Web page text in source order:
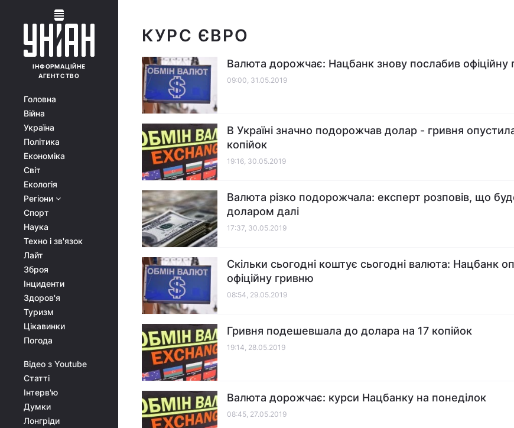
ІНФОРМАЦІЙНЕ
АГЕНТСТВО
Головна
Війна
Україна
Політика
Економіка
Світ
Екологія
Регіони
Спорт
Наука
Техно і зв'язок
Лайт
Зброя
Інциденти
Здоров'я
Туризм
Цікавинки
Погода
Відео з Youtube
Статті
Інтерв'ю
Думки
Лонгріди
КУРС ЄВРО
Валюта дорожчає: Нацбанк знову послабив офіційну
09:00, 31.05.2019
В Україні значно подорожчав долар - гривня
копійок
19:16, 30.05.2019
Валюта різко подорожчала: експерт розповів, що
доларом далі
17:37, 30.05.2019
Скільки сьогодні коштує сьогодні валюта: Нацбанк
офіційну гривню
08:54, 29.05.2019
Гривня подешевшала до долара на 17 копійок
19:14, 28.05.2019
Валюта дорожчає: курси Нацбанку на понеділок
08:45, 27.05.2019